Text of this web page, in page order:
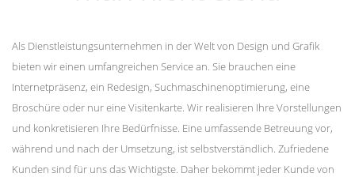
Als Dienstleistungsunternehmen in der Welt von Design und Grafik
bieten wir einen umfangreichen Service an. Sie brauchen eine
Internetpräsenz, ein Redesign, Suchmaschinenoptimierung, eine
Broschüre oder nur eine Visitenkarte. Wir realisieren Ihre Vorstellungen
und konkretisieren Ihre Bedürfnisse. Eine umfassende Betreuung vor,
während und nach der Umsetzung, ist selbstverständlich. Zufriedene
Kunden sind für uns das Wichtigste. Daher bekommt jeder Kunde von